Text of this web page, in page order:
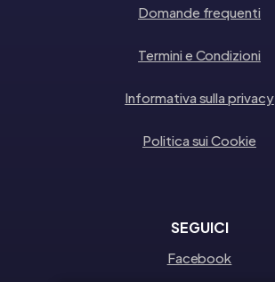
Domande frequenti
Termini e Condizioni
Informativa sulla privacy
Politica sui Cookie
SEGUICI
Facebook